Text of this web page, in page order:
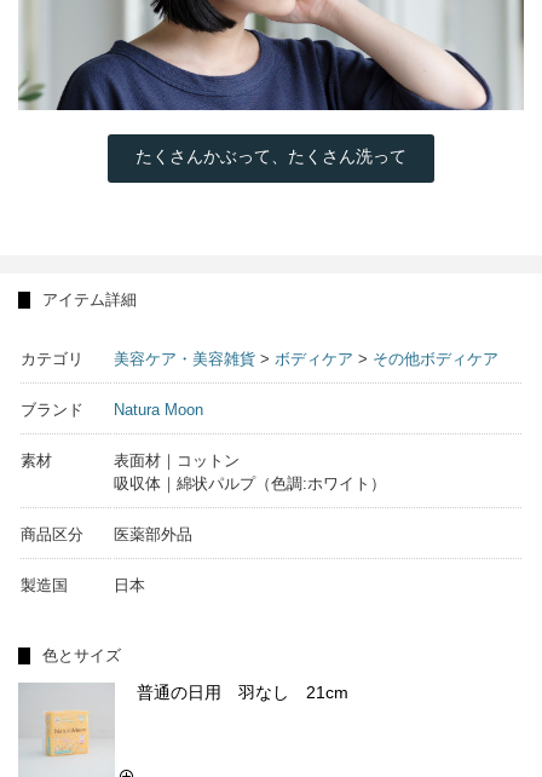
たくさんかぶって、たくさん洗って
アイテム詳細
カテゴリ 美容ケア・美容雑貨 > ボディケア > その他ボディケア
ブランド Natura Moon
素材
表面材｜コットン
吸収体｜綿状パルプ（色調:ホワイト）
商品区分 医薬部外品
製造国 日本
色とサイズ
普通の日用 羽なし 21cm